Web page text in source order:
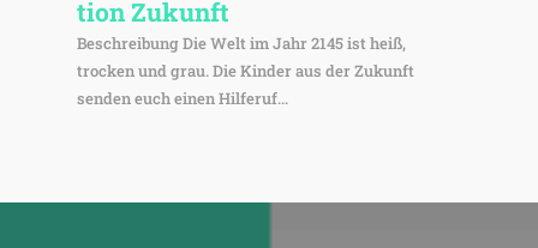
tion Zukunft
Beschrei­bung Die Welt im Jahr 2145 ist heiß,
trocken und grau. Die Kinder aus der Zukunft
senden euch einen Hilferuf...